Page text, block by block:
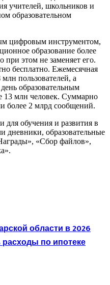
учителей, школьников и
образовательном
цифровым инструментом,
образование более
этом не заменяет его.
бесплатно. Ежемесячная
пользователей, а
образовательным
13 млн человек. Суммарно
более 2 млрд сообщений.
обучения и развития в
дневники, образовательные
«Сбор файлов»,
области в 2026
по ипотеке